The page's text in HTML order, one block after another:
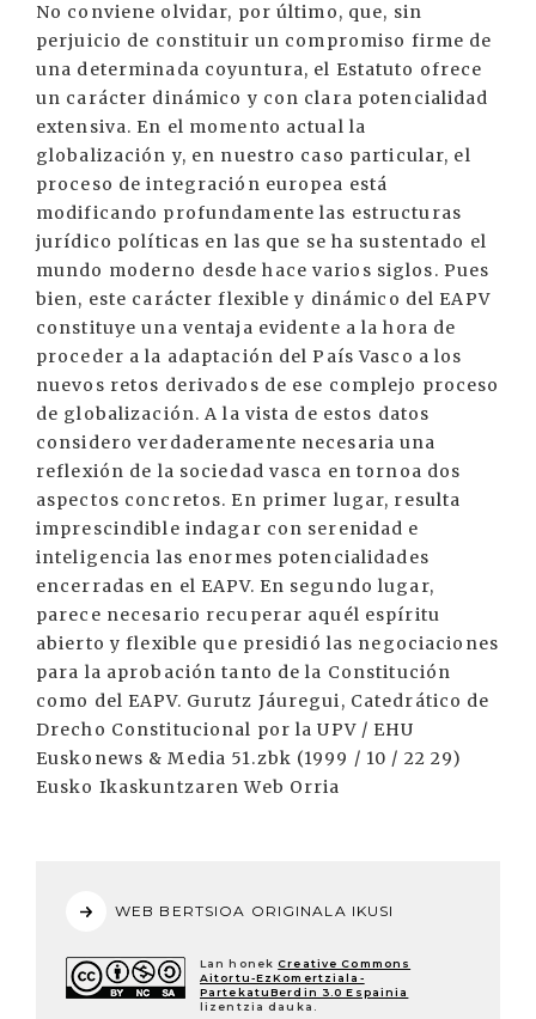
No conviene olvidar, por último, que, sin
perjuicio de constituir un compromiso firme de
una determinada coyuntura, el Estatuto ofrece
un carácter dinámico y con clara potencialidad
extensiva. En el momento actual la
globalización y, en nuestro caso particular, el
proceso de integración europea está
modificando profundamente las estructuras
jurídico políticas en las que se ha sustentado el
mundo moderno desde hace varios siglos. Pues
bien, este carácter flexible y dinámico del EAPV
constituye una ventaja evidente a la hora de
proceder a la adaptación del País Vasco a los
nuevos retos derivados de ese complejo proceso
de globalización. A la vista de estos datos
considero verdaderamente necesaria una
reflexión de la sociedad vasca en tornoa dos
aspectos concretos. En primer lugar, resulta
imprescindible indagar con serenidad e
inteligencia las enormes potencialidades
encerradas en el EAPV. En segundo lugar,
parece necesario recuperar aquél espíritu
abierto y flexible que presidió las negociaciones
para la aprobación tanto de la Constitución
como del EAPV. Gurutz Jáuregui, Catedrático de
Drecho Constitucional por la UPV / EHU
Euskonews & Media 51.zbk (1999 / 10 / 22 29)
Eusko Ikaskuntzaren Web Orria
WEB BERTSIOA ORIGINALA IKUSI
Lan honek Creative Commons
Aitortu-EzKomertziala-
PartekatuBerdin 3.0 Espainia
lizentzia dauka.